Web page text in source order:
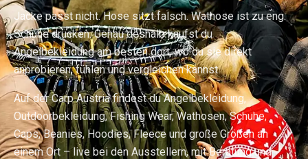
Jacke passt nicht. Hose sitzt falsch. Wathose ist zu eng.
Schuhe drücken. Genau deshalb kaufst du
Angelbekleidung am besten dort, wo du sie direkt
anprobieren, fühlen und vergleichen kannst.
Auf der Carp Austria findest du Angelbekleidung,
Outdoorbekleidung, Fishing Wear, Wathosen, Schuhe,
Caps, Beanies, Hoodies, Fleece und große Größen an
einem Ort – live bei den Ausstellern, mit Beratung und